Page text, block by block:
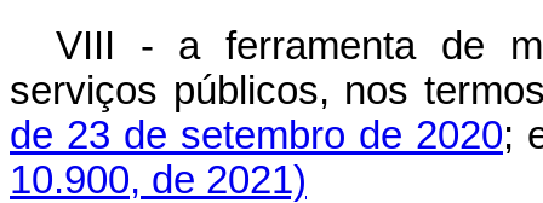
VIII - a ferramenta de
serviços públicos, nos
de 23 de setembro de 2020;
10.900, de 2021)